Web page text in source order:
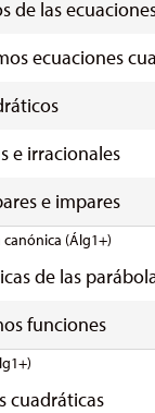
de las
ecuaciones
e irracionales
e impares
(Álg1+)
de las
funciones
cuadráticas